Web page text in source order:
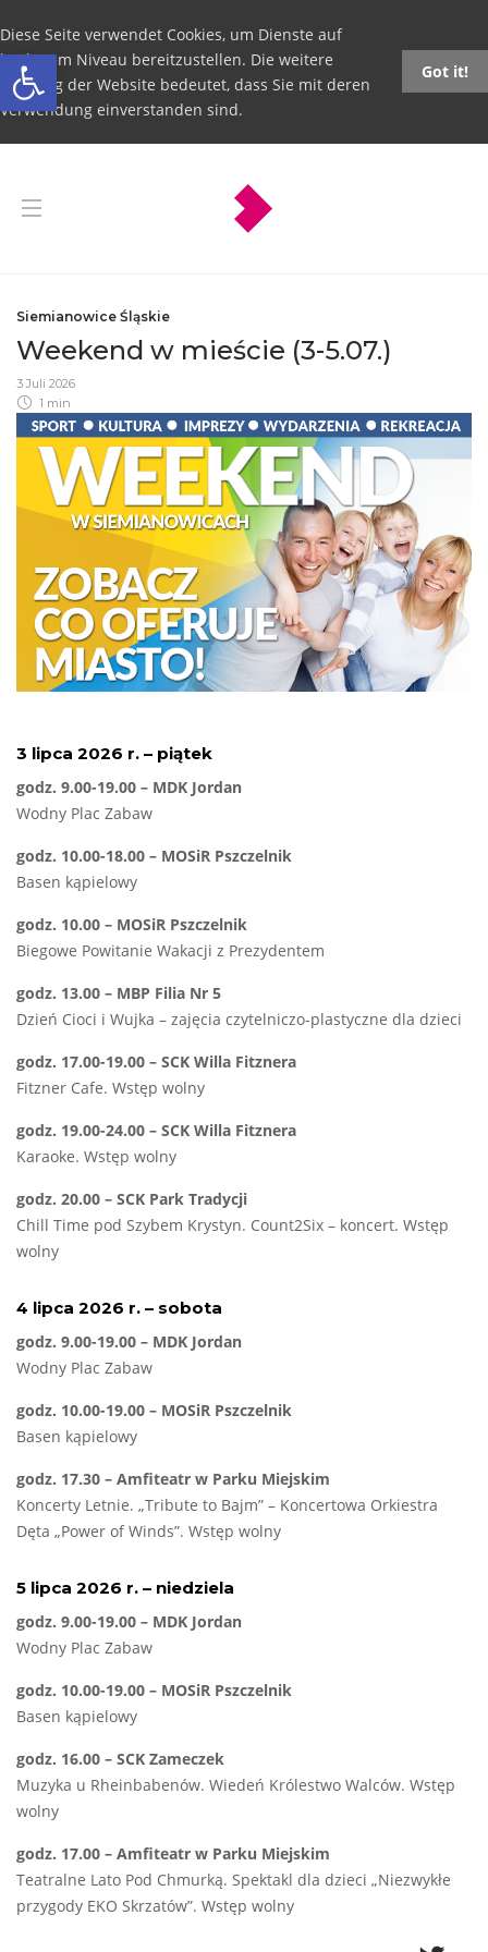
Open toolbar
Diese Seite verwendet Cookies, um Dienste auf
höchstem Niveau bereitzustellen. Die weitere
Nutzung der Website bedeutet, dass Sie mit deren
Verwendung einverstanden sind.
Got it!
Siemianowice Śląskie
Weekend w mieście (3-5.07.)
3 Juli 2026
1 min
3 lipca 2026 r. – piątek
godz. 9.00-19.00 – MDK Jordan
Wodny Plac Zabaw
godz. 10.00-18.00 – MOSiR Pszczelnik
Basen kąpielowy
godz. 10.00 – MOSiR Pszczelnik
Biegowe Powitanie Wakacji z Prezydentem
godz. 13.00 – MBP Filia Nr 5
Dzień Cioci i Wujka – zajęcia czytelniczo-plastyczne dla dzieci
godz. 17.00-19.00 – SCK Willa Fitznera
Fitzner Cafe. Wstęp wolny
godz. 19.00-24.00 – SCK Willa Fitznera
Karaoke. Wstęp wolny
godz. 20.00 – SCK Park Tradycji
Chill Time pod Szybem Krystyn. Count2Six – koncert. Wstęp
wolny
4 lipca 2026 r. – sobota
godz. 9.00-19.00 – MDK Jordan
Wodny Plac Zabaw
godz. 10.00-19.00 – MOSiR Pszczelnik
Basen kąpielowy
godz. 17.30 – Amfiteatr w Parku Miejskim
Koncerty Letnie. „Tribute to Bajm” – Koncertowa Orkiestra
Dęta „Power of Winds”. Wstęp wolny
5 lipca 2026 r. – niedziela
godz. 9.00-19.00 – MDK Jordan
Wodny Plac Zabaw
godz. 10.00-19.00 – MOSiR Pszczelnik
Basen kąpielowy
godz. 16.00 – SCK Zameczek
Muzyka u Rheinbabenów. Wiedeń Królestwo Walców. Wstęp
wolny
godz. 17.00 – Amfiteatr w Parku Miejskim
Teatralne Lato Pod Chmurką. Spektakl dla dzieci „Niezwykłe
przygody EKO Skrzatów”. Wstęp wolny